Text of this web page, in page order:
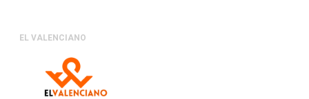
EL VALENCIANO